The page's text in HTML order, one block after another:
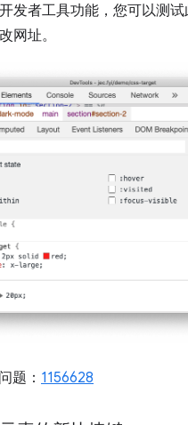
发者工具功能，您可以测
网址。
题： 1156628